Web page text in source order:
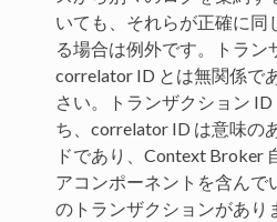
いても、それらが正確に同
る場合は例外です。トラン
correlator ID とは無関係で
さい。トランザクション
ち、correlator ID は意味の
ドであり、Context Broker
アコンポーネントを含んで
のトランザクションがあり